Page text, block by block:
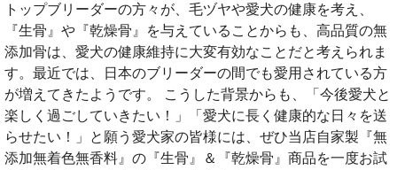
トップブリーダーの方々が、毛ヅヤや愛犬の健康を考え、
『生骨』や『乾燥骨』を与えていることからも、高品質の無
添加骨は、愛犬の健康維持に大変有効なことだと考えられま
す。最近では、日本のブリーダーの間でも愛用されている方
が増えてきたようです。 こうした背景からも、「今後愛犬と
楽しく過ごしていきたい！」「愛犬に長く健康的な日々を送
らせたい！」と願う愛犬家の皆様には、ぜひ当店自家製『無
添加無着色無香料』の『生骨』＆『乾燥骨』商品を一度お試